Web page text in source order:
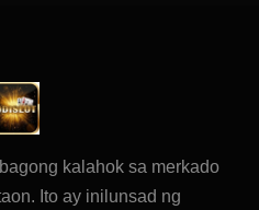
kalahok sa merkado
Ito ay inilunsad ng